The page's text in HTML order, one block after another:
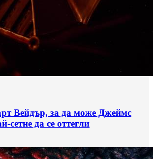
Вейдър, за да може Джеймс
сетне да се оттегли